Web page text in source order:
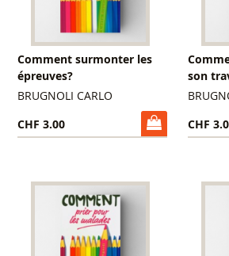
Comment surmonter les
épreuves?
BRUGNOLI CARLO
CHF 3.00
son
CHF